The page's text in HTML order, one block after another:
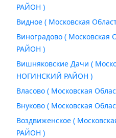
РАЙОН )
Видное ( Московская
Виноградово (
РАЙОН )
Вишняковские Дачи (
НОГИНСКИЙ РАЙОН )
Власово ( Московская
Внуково ( Московская
Воздвиженское (
РАЙОН )